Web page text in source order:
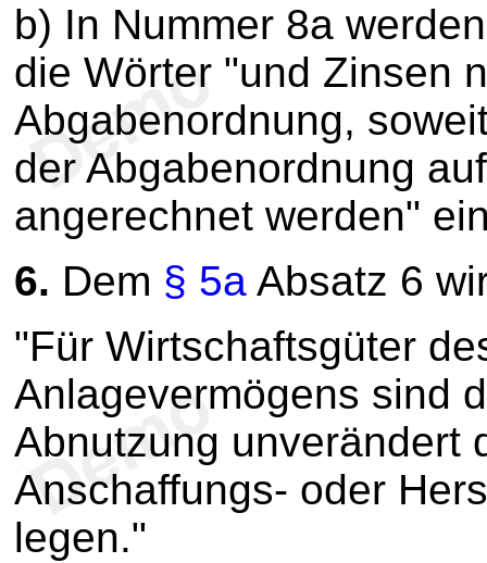
b) In Nummer 8a
die Wörter "und Zinsen
Abgabenordnung,
der Abgabenordnung
angerechnet werden"
6. Dem § 5a Absatz 6
"Für Wirtschaftsgüter
Anlagevermögens sind
Abnutzung unverändert
Anschaffungs- oder
legen."